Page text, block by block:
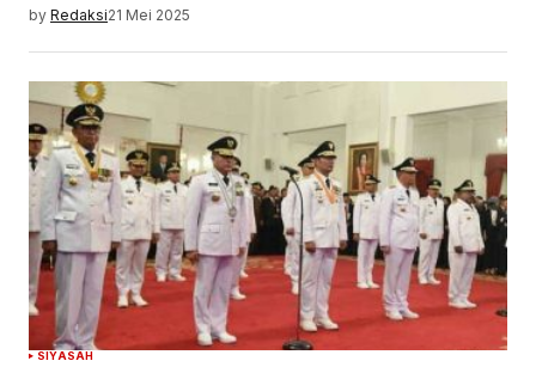
by Redaksi21 Mei 2025
SIYASAH